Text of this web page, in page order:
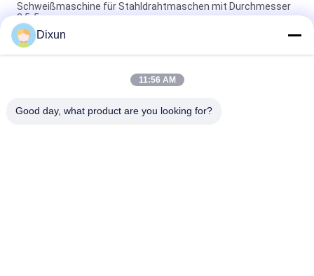
Schweißmaschine für Stahldrahtmaschen mit Durchmesser
2,5-5 mm
Flughafen Zaun Draht Durchmesser 3,7 mm Gitter 50 * 200
mm Wire Mesh Schweißmaschine
Lochgröße 150*150mm Rebar 4-10mm Highway Bridge Rebar
Dixun
11:56 AM
Good day, what product are you looking for?